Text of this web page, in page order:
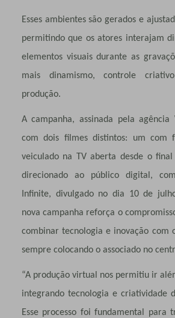
Esses ambientes são gerados e
permitindo que os atores interajam
elementos visuais durante as
mais dinamismo, controle
produção.
A campanha, assinada pela agência
com dois filmes distintos: um com
veiculado na TV aberta desde o
direcionado ao público digital,
Infinite, divulgado no dia 10 de
nova campanha reforça o
combinar tecnologia e inovação com
sempre colocando o associado no
“A produção virtual nos permitiu ir
integrando tecnologia e criatividade
Esse processo foi fundamental para